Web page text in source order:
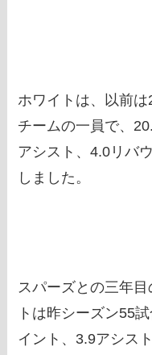
ホワイトは、以前
チームの一員で、
アシスト、4.0リバ
しました。
スパーズとの三年
トは昨シーズン55
イント、3.9アシス